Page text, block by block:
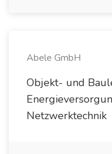
Abele GmbH
Objekt- und
Netzwerktechnik